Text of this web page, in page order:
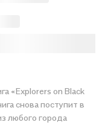
«Explorers on Black
снова поступит в
любого города